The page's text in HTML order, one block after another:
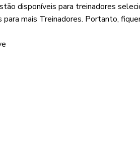
disponíveis para treinadores
para mais Treinadores. Portanto,